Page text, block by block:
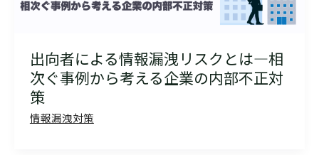
出向者による情報漏洩リスクとは―相
次ぐ事例から考える企業の内部不正対
策
情報漏洩対策